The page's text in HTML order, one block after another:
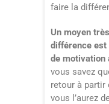
faire la
Un moyen
différence est
de motivation
vous savez
retour à partir
vous l’aurez